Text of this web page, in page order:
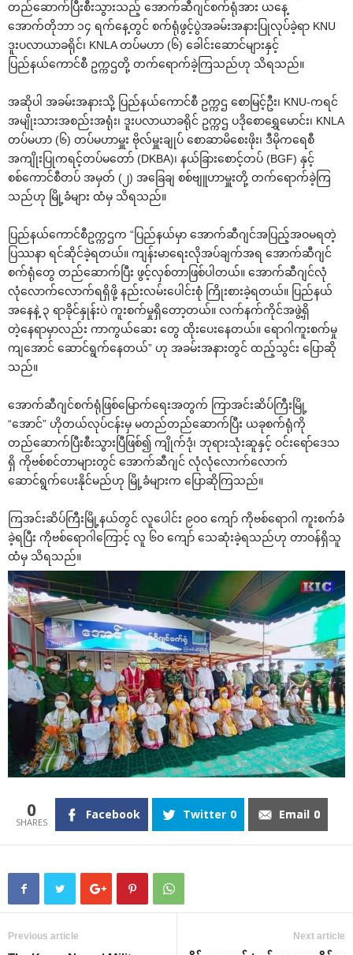
တည်‌ဆောက်ပြီးစီးသွားသည့် ‌အောက်ဆီဂျင်စက်ရုံအား ယ‌နေ့
‌အောက်တိုဘာ ၁၄ ရက်‌နေ့တွင် စက်ရုံဖွင့်ပွဲအခမ်းအနားပြုလုပ်ခဲ့ရာ KNU
ဒူးပလာယာခရိုင်၊ KNLA တပ်မဟာ (၆) ‌ခေါင်း‌ဆောင်များနှင့်
ပြည်နယ်‌ကောင်စီ ဥက္ကဌတို့ တက်‌ရောက်ခဲ့ကြသည်ဟု သိရသည်။
အဆိုပါ အခမ်းအနားသို့ ပြည်နယ်‌ကောင်စီ ဥက္ကဌ ‌စောမြင့်ဦး၊ KNU-ကရင်
အမျိုးသားအစည်းအရုံး၊ ဒူးပလာယာခရိုင် ဥက္ကဌ ပဒို‌စော‌ရွှေ‌မောင်း၊ KNLA
တပ်မဟာ (၆) တပ်မဟာမှူး ဗိုလ်မှူးချုပ် ‌စောဆာမိ‌စေးဖိုး၊ ဒီမိုက‌ရေစီ
အကျိုးပြုကရင့်တပ်မ‌တော် (DKBA)၊ နယ်ခြား‌စောင့်တပ် (BGF) နှင့်
စစ်‌ကောင်စီတပ် အမှတ် (၂) အ‌ခြေချ စစ်ဗျူဟာမှူးတို့ တက်‌ရောက်ခဲ့ကြ
သည်ဟု မြို့ခံများ ထံမှ သိရသည်။
ပြည်နယ်‌ကောင်စီဥက္ကဌက “ပြည်နယ်မှာ ‌အောက်ဆီဂျင်အပြည့်အဝမရတဲ့
ပြဿနာ ရင်ဆိုင်ခဲ့ရတယ်။ ကျန်းမာ‌ရေးလိုအပ်ချက်အရ ‌အောက်ဆီဂျင်
စက်ရုံ‌တွေ တည်‌ဆောက်ပြီး ဖွင့်လှစ်တာဖြစ်ပါတယ်။ ‌အောက်ဆီဂျင်လုံ
လုံ‌လောက်‌လောက်ရရှိဖို့ နည်းလမ်း‌ပေါင်းစုံ ကြိုးစားခဲ့ရတယ်။ ပြည်နယ်
အ‌နေနဲ့ ၃ ရာခိုင်နှုန်းပဲ ကူးစက်မှုရှိ‌တော့တယ်။ လက်နက်ကိုင်အဖွဲ့ရှိ
တဲ့‌နေရာမှာလည်း ကာကွယ်‌ဆေး ‌တွေ ထိုး‌ပေး‌နေတယ်။ ‌ရောဂါကူးစက်မှု
ကျ‌အောင် ‌ဆောင်ရွက်‌နေတယ်” ဟု အခမ်းအနားတွင် ထည့်သွင်း ‌ပြောဆို
သည်။
‌အောက်ဆီဂျင်စက်ရုံဖြစ်‌မြောက်‌ရေးအတွက် ကြာအင်းဆိပ်ကြီးမြို့
“‌အောင်” ဟိုတယ်လုပ်ငန်းမှ မတည်တည်‌ဆောက်ပြီး ယခုစက်ရုံကို
တည်‌ဆောက်ပြီးစီးသွားပြီဖြစ်၍ ကျိုက်ဒုံ၊ ဘုရားသုံးဆူနှင့် ဝင်း‌ရော်‌ဒေသ
ရှိ ကိုဗစ်စင်တာများတွင် ‌အောက်ဆီဂျင် လုံလုံ‌လောက်‌လောက်
‌ဆောင်ရွက်‌ပေးနိုင်မည်ဟု မြို့ခံများက ‌ပြောဆိုကြသည်။
ကြအင်းဆိပ်ကြီးမြို့နယ်တွင် လူ‌ပေါင်း ၉ဝဝ ‌ကျော် ကိုဗစ်‌ရောဂါ ကူးစက်ခံ
ခဲ့ရပြီး ကိုဗစ်‌ရောဂါ‌ကြောင့် လူ ၆ဝ ‌ကျော် ‌သေဆုံးခဲ့ရသည်ဟု တာဝန်ရှိသူ
ထံမှ သိရသည်။
0 Facebook Twitter 0 Email 0
Previous article Next article